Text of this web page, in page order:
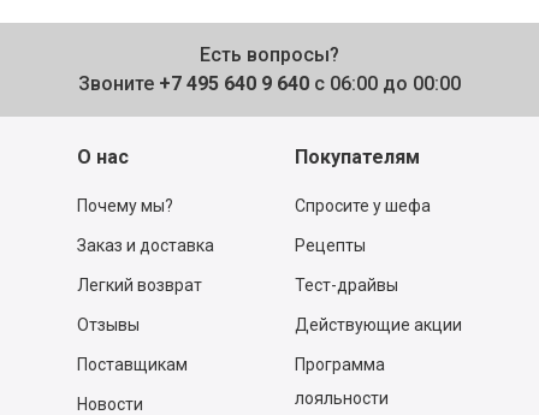
Есть вопросы?
Звоните +7 495 640 9 640 с 06:00 до 00:00
О нас
Почему мы?
Заказ и доставка
Легкий возврат
Отзывы
Поставщикам
Новости
Покупателям
Спросите у шефа
Рецепты
Тест-драйвы
Действующие акции
Программа
лояльности